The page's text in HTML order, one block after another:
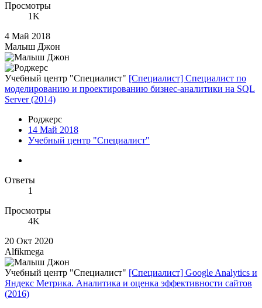
Просмотры
1K
4 Май 2018
Малыш Джон
Учебный центр "Специалист" [Специалист] Специалист по
моделированию и проектированию бизнес-аналитики на SQL
Server (2014)
Роджерc
14 Май 2018
Учебный центр "Специалист"
Ответы
1
Просмотры
4K
20 Окт 2020
Alfikmega
Учебный центр "Специалист" [Специалист] Google Analytics и
Яндекс Метрика. Аналитика и оценка эффективности сайтов
(2016)